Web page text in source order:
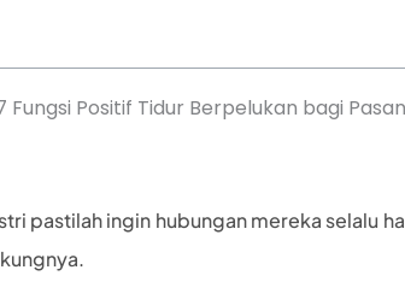
Fungsi Positif Tidur Berpelukan bagi
pastilah ingin hubungan mereka selalu